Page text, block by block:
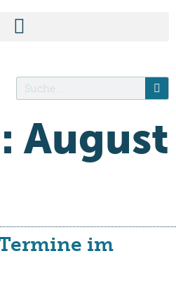
August
im